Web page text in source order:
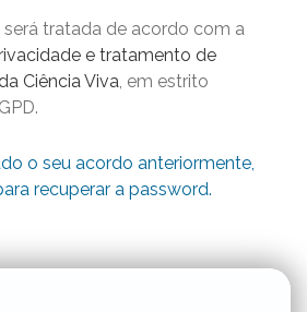
tratada de acordo com a
e tratamento de
Ciência Viva, em estrito
o seu acordo anteriormente,
recuperar a password.